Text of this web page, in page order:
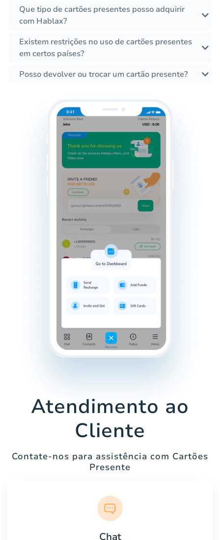
Que tipo de cartões presentes posso adquirir
com Hablax?
Existem restrições no uso de cartões presentes
em certos países?
Posso devolver ou trocar um cartão presente?
Atendimento ao
Cliente
Contate-nos para assistência com Cartões
Presente
Chat